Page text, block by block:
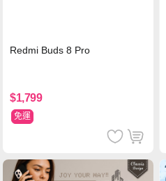
Redmi Buds 8 Pro
$1,799
免運